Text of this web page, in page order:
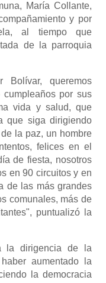
María Collante,
y por
al tiempo que
de la parroquia
queremos
por sus
vida y salud, que
que siga dirigiendo
la paz, un hombre
felices en el
de fiesta, nosotros
en 90 circuitos y en
de las más grandes
comunales, más de
puntualizó la
la dirigencia de la
aumentado la
la democracia